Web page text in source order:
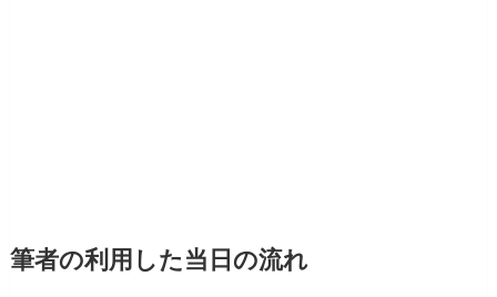
筆者の利用した当日の流れ